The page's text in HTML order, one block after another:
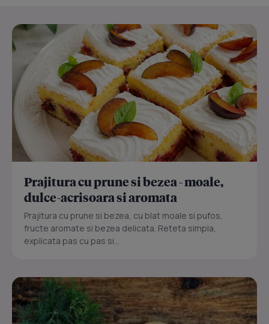
Prajitura cu prune si bezea - moale,
dulce-acrisoara si aromata
Prajitura cu prune si bezea, cu blat moale si pufos,
fructe aromate si bezea delicata. Reteta simpla,
explicata pas cu pas si...